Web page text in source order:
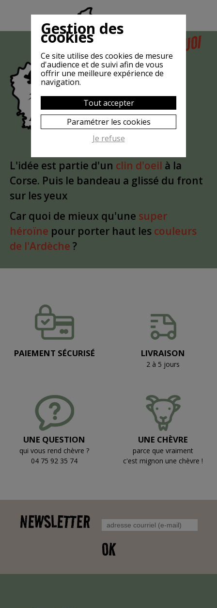
MAISPOURQUOI
LA CHÈVRE
EST-ELLE
MASQUÉE
?
L'idée est partie d'un clin d'oeil à la
Corse. Puis le bandeau a glissé du front
sur les yeux
Car quoi de mieux qu'une super
héroïne pour porter haut les couleurs
de l'Ardèche ?
PAIEMENT SÉCURISÉ LIVRAISON
2 à 5 jours
UNE QUESTION
qui vous rend chèvre ?
04 75 92 35 74
UNE CHÈVRE
parce que vraiment
c'est mignon une chèvre !
NEWSLETTER
OK
Gestion des
cookies
Ce site utilise des cookies de mesure
d'audience et de suivi afin de vous
offrir une meilleure expérience de
navigation.
Tout accepter
Paramétrer les cookies
Je refuse